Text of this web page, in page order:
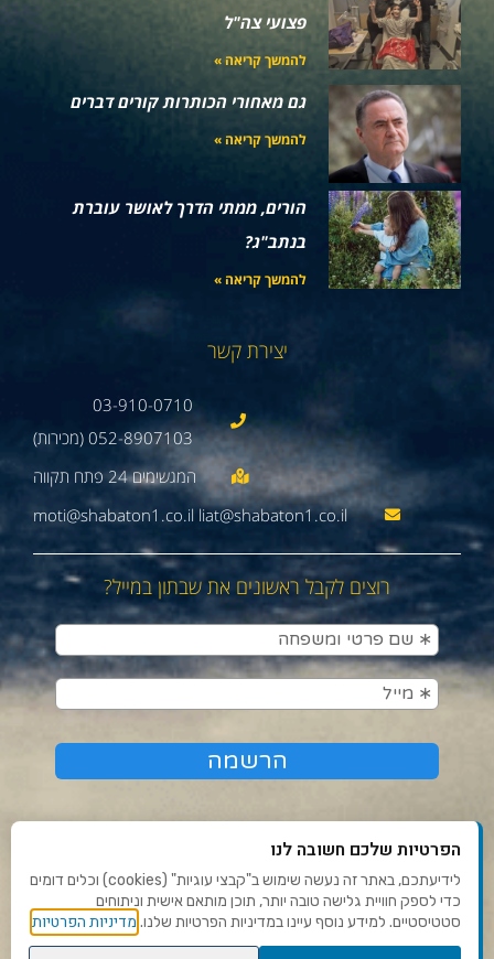
פצועי צה"ל
להמשך קריאה »
גם מאחורי הכותרות קורים דברים
להמשך קריאה »
הורים, ממתי הדרך לאושר עוברת
בנתב"ג?
להמשך קריאה »
יצירת קשר
03-910-0710
052-8907103 (מכירות)
moti@shabaton1.co.il liat@shabaton1.co.il
רוצים לקבל ראשונים את שבתון במייל?
תנאי שימוש ומדיניות פרטיות
פנו אלינו
הפרטיות שלכם חשובה לנו
לידיעתכם, באתר זה נעשה שימוש ב"קבצי עוגיות" (cookies) וכלים דומים
כדי לספק חוויית גלישה טובה יותר, תוכן מותאם אישית וניתוחים
סטטיסטיים. למידע נוסף עיינו במדיניות הפרטיות שלנו. מדיניות הפרטיות